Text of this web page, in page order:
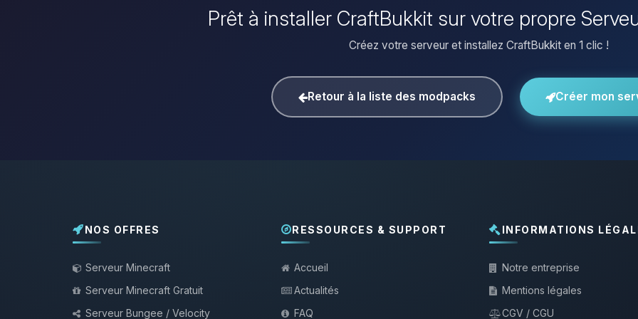
Prêt à installer CraftBukkit sur votre propre
Créez votre serveur et installez CraftBukkit en 1 clic !
Retour à la liste des modpacks Créer mon
NOS OFFRES
Serveur Minecraft
Serveur Minecraft Gratuit
Serveur Bungee / Velocity
RESSOURCES & SUPPORT
Accueil
Actualités
FAQ
INFORMATIONS
Notre entreprise
Mentions légales
CGV / CGU